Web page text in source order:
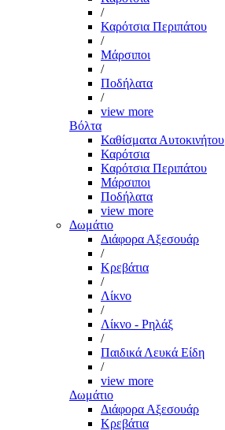
/
Καρότσια Περιπάτου
/
Μάρσιποι
/
Ποδήλατα
/
view more
Βόλτα
Καθίσματα Αυτοκινήτου
Καρότσια
Καρότσια Περιπάτου
Μάρσιποι
Ποδήλατα
view more
Δωμάτιο
Διάφορα Αξεσουάρ
/
Κρεβάτια
/
Λίκνο
/
Λίκνο - Ρηλάξ
/
Παιδικά Λευκά Είδη
/
view more
Δωμάτιο
Διάφορα Αξεσουάρ
Κρεβάτια